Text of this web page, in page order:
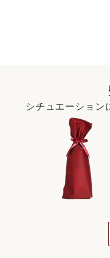
シチュエーション